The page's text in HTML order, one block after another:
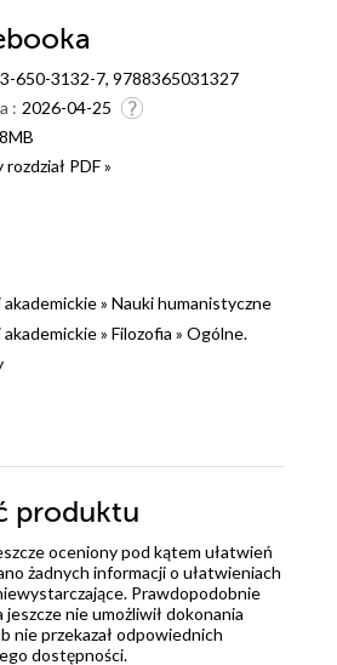
650-3132-7, 9788365031327
: 2026-04-25
PDF »
» Nauki humanistyczne
» Filozofia » Ogólne.
produktu
oceniony pod kątem ułatwień
żadnych informacji o ułatwieniach
Prawdopodobnie
nie umożliwił dokonania
nie przekazał odpowiednich
dostępności.